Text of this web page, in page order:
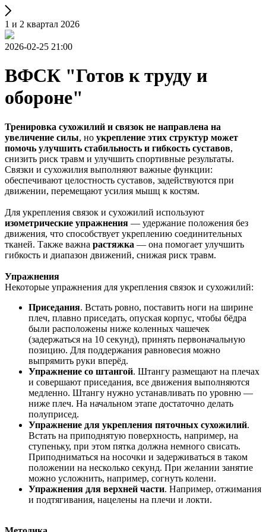
1 и 2 квартал 2026
2026-02-25 21:00
ВФСК "Готов к труду и
обороне"
Тренировка сухожилий и связок не направлена на
увеличение силы, но укрепление этих структур может
помочь улучшить стабильность и гибкость суставов,
снизить риск травм и улучшить спортивные результаты.
Связки и сухожилия выполняют важные функции:
обеспечивают целостность суставов, задействуются при
движении, перемещают усилия мышц к костям.
Для укрепления связок и сухожилий используют
изометрические упражнения — удержание положения без
движения, что способствует укреплению соединительных
тканей. Также важна растяжка — она помогает улучшить
гибкость и диапазон движений, снижая риск травм.
Упражнения
Некоторые упражнения для укрепления связок и сухожилий:
Приседания. Встать ровно, поставить ноги на ширине
плеч, плавно приседать, опуская корпус, чтобы бёдра
были расположены ниже коленных чашечек
(задержаться на 10 секунд), принять первоначальную
позицию. Для поддержания равновесия можно
выпрямить руки вперёд.
Упражнение со штангой. Штангу размещают на плечах
и совершают приседания, все движения выполняются
медленно. Штангу нужно устанавливать по уровню —
ниже плеч. На начальном этапе достаточно делать
полуприсед.
Упражнение для укрепления пяточных сухожилий.
Встать на приподнятую поверхность, например, на
ступеньку, при этом пятка должна немного свисать.
Приподниматься на носочки и задерживаться в таком
положении на несколько секунд. При желании занятие
можно усложнить, например, согнуть колени.
Упражнения для верхней части. Например, отжимания
и подтягивания, нацелены на плечи и локти.